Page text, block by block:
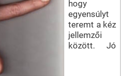
hogy
egyensúlyt
teremt a kéz
jellemzői
között. Jó